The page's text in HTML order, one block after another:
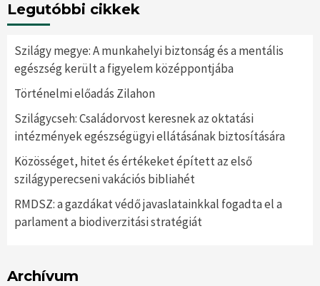
Legutóbbi cikkek
Szilágy megye: A munkahelyi biztonság és a mentális
egészség került a figyelem középpontjába
Történelmi előadás Zilahon
Szilágycseh: Családorvost keresnek az oktatási
intézmények egészségügyi ellátásának biztosítására
Közösséget, hitet és értékeket épített az első
szilágyperecseni vakációs bibliahét
RMDSZ: a gazdákat védő javaslatainkkal fogadta el a
parlament a biodiverzitási stratégiát
Archívum